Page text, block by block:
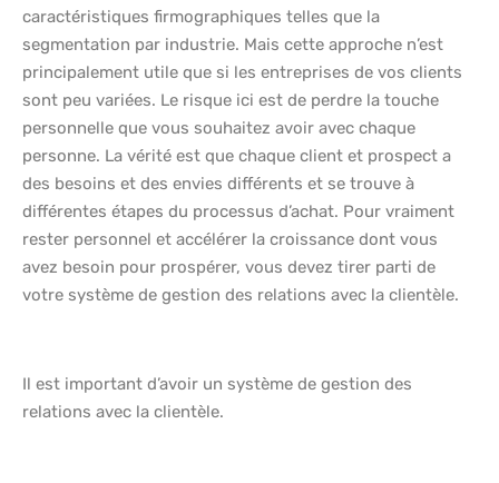
caractéristiques firmographiques telles que la
segmentation par industrie. Mais cette approche n’est
principalement utile que si les entreprises de vos clients
sont peu variées. Le risque ici est de perdre la touche
personnelle que vous souhaitez avoir avec chaque
personne. La vérité est que chaque client et prospect a
des besoins et des envies différents et se trouve à
différentes étapes du processus d’achat. Pour vraiment
rester personnel et accélérer la croissance dont vous
avez besoin pour prospérer, vous devez tirer parti de
votre système de gestion des relations avec la clientèle.
Il est important d’avoir un système de gestion des
relations avec la clientèle.